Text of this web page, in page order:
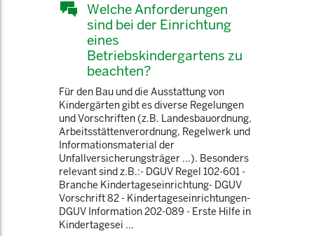
Welche Anforderungen
sind bei der Einrichtung
eines
Betriebskindergartens zu
beachten?
Für den Bau und die Ausstattung von
Kindergärten gibt es diverse Regelungen
und Vorschriften (z.B. Landesbauordnung,
Arbeitsstättenverordnung, Regelwerk und
Informationsmaterial der
Unfallversicherungsträger ...). Besonders
relevant sind z.B.:- DGUV Regel 102-601 -
Branche Kindertageseinrichtung- DGUV
Vorschrift 82 - Kindertageseinrichtungen-
DGUV Information 202-089 - Erste Hilfe in
Kindertagesei ...